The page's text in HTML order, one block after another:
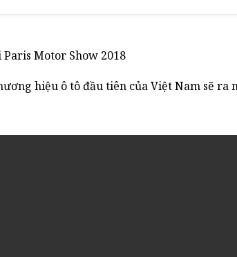
Motor Show 2018
hiệu ô tô đầu tiên của Việt Nam sẽ